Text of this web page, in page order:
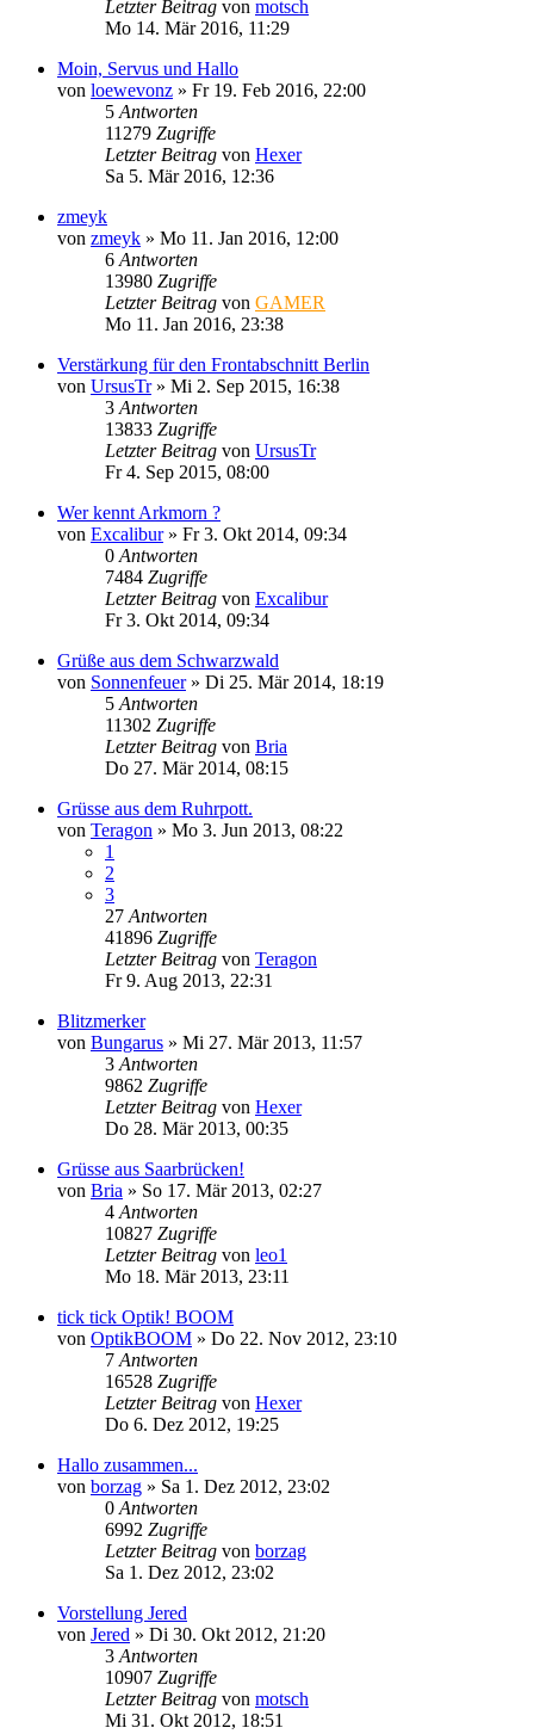
Letzter Beitrag von motsch
Mo 14. Mär 2016, 11:29
Moin, Servus und Hallo
von loewevonz » Fr 19. Feb 2016, 22:00
5 Antworten
11279 Zugriffe
Letzter Beitrag von Hexer
Sa 5. Mär 2016, 12:36
zmeyk
von zmeyk » Mo 11. Jan 2016, 12:00
6 Antworten
13980 Zugriffe
Letzter Beitrag von GAMER
Mo 11. Jan 2016, 23:38
Verstärkung für den Frontabschnitt Berlin
von UrsusTr» Mi 2. Sep 2015, 16:38
3 Antworten
13833 Zugriffe
Letzter Beitrag von UrsusTr
Fr 4. Sep 2015, 08:00
Wer kennt Arkmorn ?
von Excalibur» Fr 3. Okt 2014, 09:34
0 Antworten
7484 Zugriffe
Letzter Beitrag von Excalibur
Fr 3. Okt 2014, 09:34
Grüße aus dem Schwarzwald
von Sonnenfeuer» Di 25. Mär 2014, 18:19
5 Antworten
11302 Zugriffe
Letzter Beitrag von Bria
Do 27. Mär 2014, 08:15
Grüsse aus dem Ruhrpott.
von Teragon » Mo 3. Jun 2013, 08:22
1
2
3
27 Antworten
41896 Zugriffe
Letzter Beitrag von Teragon
Fr 9. Aug 2013, 22:31
Blitzmerker
von Bungarus » Mi 27. Mär 2013, 11:57
3 Antworten
9862 Zugriffe
Letzter Beitrag von Hexer
Do 28. Mär 2013, 00:35
Grüsse aus Saarbrücken!
von Bria » So 17. Mär 2013, 02:27
4 Antworten
10827 Zugriffe
Letzter Beitrag von leo1
Mo 18. Mär 2013, 23:11
tick tick Optik! BOOM
von OptikBOOM » Do 22. Nov 2012, 23:10
7 Antworten
16528 Zugriffe
Letzter Beitrag von Hexer
Do 6. Dez 2012, 19:25
Hallo zusammen...
von borzag » Sa 1. Dez 2012, 23:02
0 Antworten
6992 Zugriffe
Letzter Beitrag von borzag
Sa 1. Dez 2012, 23:02
Vorstellung Jered
von Jered » Di 30. Okt 2012, 21:20
3 Antworten
10907 Zugriffe
Letzter Beitrag von motsch
Mi 31. Okt 2012, 18:51